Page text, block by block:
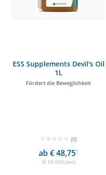
ESS Supplements Devil's Oil
1L
Fördert die Beweglichkeit
(0)
ab € 48,751
(€ 50,00/Liter)